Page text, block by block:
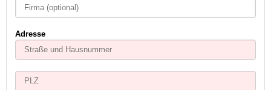
Adresse